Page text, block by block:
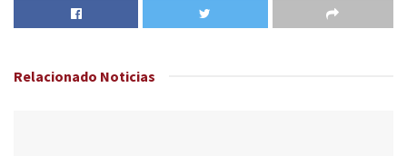
Relacionado Noticias